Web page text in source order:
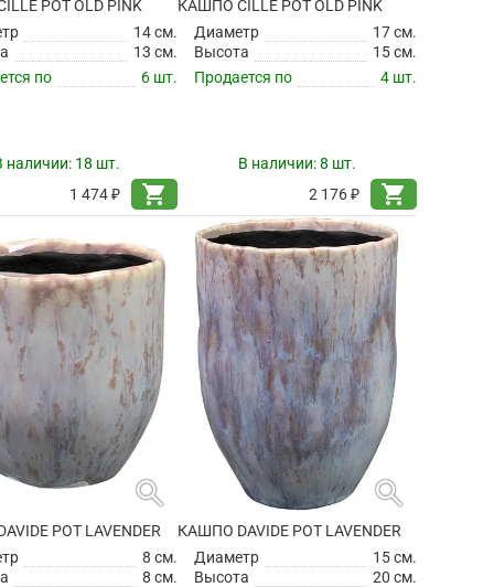
POT OLD PINK
14 см.
13 см.
по
6 шт.
наличии: 18 шт.
1 474 ₽
shopping_cart
КАШПО CILLE POT OLD PINK
Диаметр
17 см.
Высота
15 см.
Продается по
4 шт.
В наличии:8 шт.
2 176 ₽
shopping_cart
search
POT LAVENDER
8 см.
8 см.
search
КАШПО DAVIDE POT LAVENDER
Диаметр
15 см.
Высота
20 см.